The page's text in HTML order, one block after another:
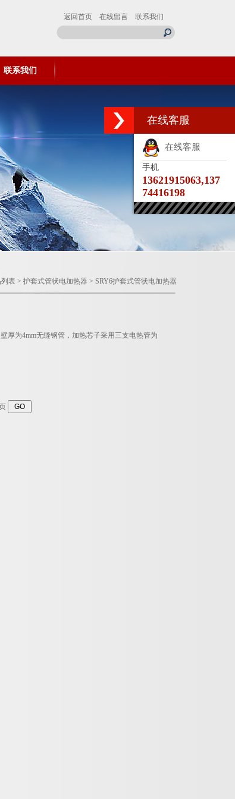
返回首页 在线留言 联系我们
联系我们
列表 > 护套式管状电加热器 > SRY6护套式管状电加热器
厚为4mm无缝钢管，加热芯子采用三支电热管为
在线客服
在线客服
手机
13621915063,137
74416198